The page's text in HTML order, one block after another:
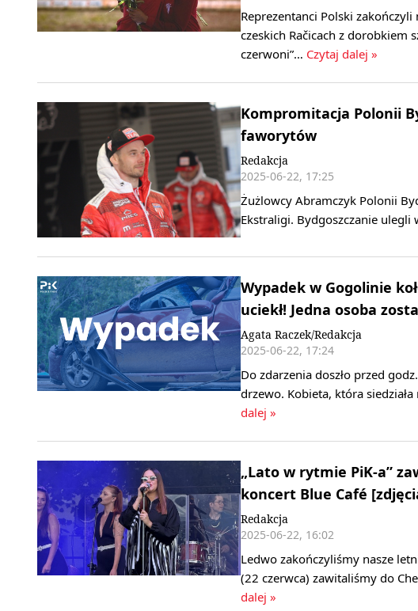
Reprezentanci Polski
czeskich Račicach z dorobkiem
czerwoni”… Czytaj dalej »
Kompromitacja Polonii
faworytów
Redakcja
2025-06-22, 17:25
Żużlowcy Abramczyk Polonii
Ekstraligi. Bydgoszczanie
Wypadek w Gogolinie
uciekł! Jedna osoba
Agata Raczek/Redakcja
2025-06-22, 17:24
Do zdarzenia doszło przed
drzewo. Kobieta, która
dalej »
„Lato w rytmie PiK-a”
koncert Blue Café
Redakcja
2025-06-22, 16:02
Ledwo zakończyliśmy nasze
(22 czerwca) zawitaliśmy do
dalej »